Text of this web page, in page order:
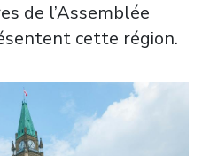
de l’Assemblée
cette région.